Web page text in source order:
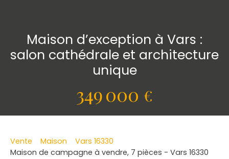
Maison d’exception à Vars :
salon cathédrale et architecture
unique
349 000 €
Vente Maison
Vars 16330
Maison de campagne à vendre, 7 pièces - Vars 16330